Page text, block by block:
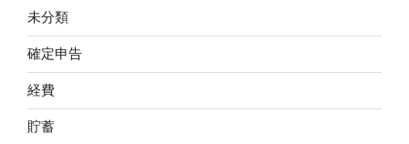
未分類
確定申告
経費
貯蓄